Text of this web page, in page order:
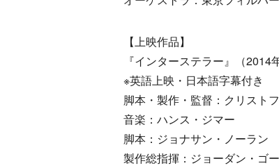
【上映作品】
『インターステラー』（2014
※英語上映・日本語字幕付き
脚本・製作・監督：クリスト
音楽：ハンス・ジマー
脚本：ジョナサン・ノーラン
製作総指揮：ジョーダン・ゴ